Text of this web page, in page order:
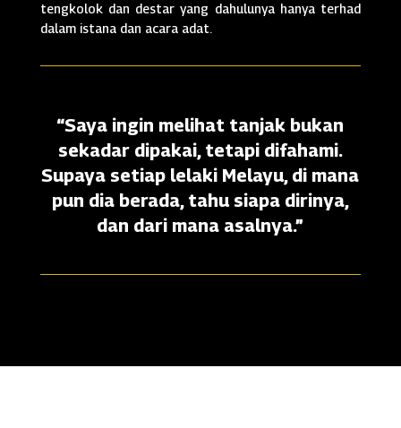
tengkolok dan destar yang dahulunya hanya terhad
dalam istana dan acara adat.
“Saya ingin melihat tanjak bukan
sekadar dipakai, tetapi difahami.
Supaya setiap lelaki Melayu, di mana
pun dia berada, tahu siapa dirinya,
dan dari mana asalnya.”